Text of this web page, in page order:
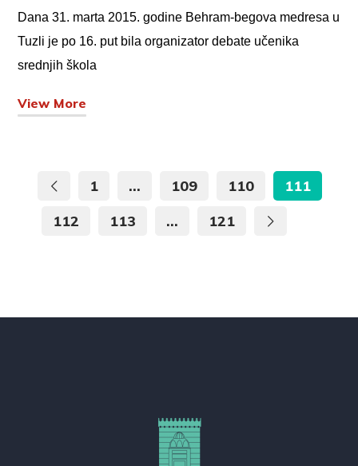
Dana 31. marta 2015. godine Behram-begova medresa u
Tuzli je po 16. put bila organizator debate učenika
srednjih škola
View More
1 … 109 110
111
112
113 … 121